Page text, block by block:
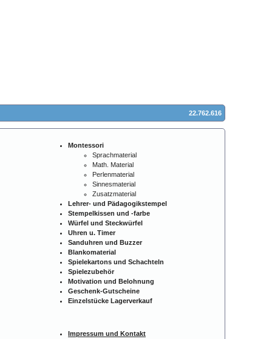
22.762.616
Montessori
Sprachmaterial
Math. Material
Perlenmaterial
Sinnesmaterial
Zusatzmaterial
Lehrer- und Pädagogikstempel
Stempelkissen und -farbe
Würfel und Steckwürfel
Uhren u. Timer
Sanduhren und Buzzer
Blankomaterial
Spielekartons und Schachteln
Spielezubehör
Motivation und Belohnung
Geschenk-Gutscheine
Einzelstücke Lagerverkauf
Impressum und Kontakt